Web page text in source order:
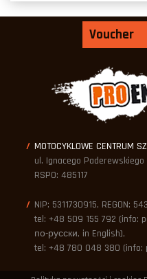
Voucher
MOTOCYKLOWE CENTRUM
ul. Ignacego
RSPO: 485117
NIP: 5311730915, REGON:
tel: +48 509 155 792 (info:
по-русски, in English),
tel: +48 780 048 380 (info: